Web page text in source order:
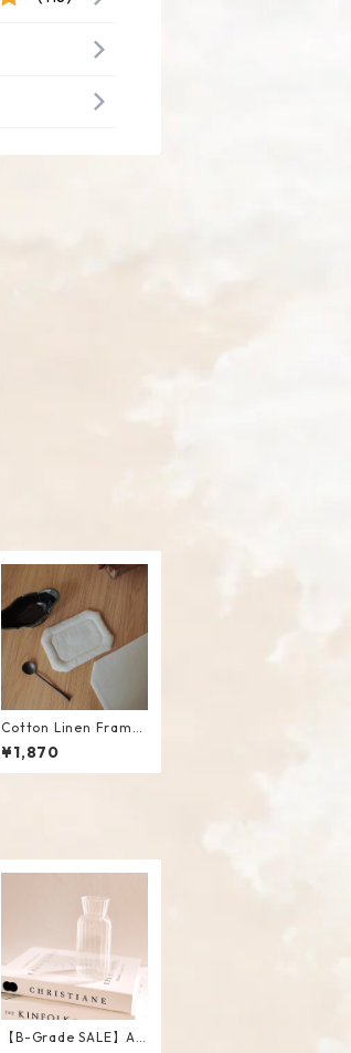
Cotton Linen Frame
Mini Mat #White
¥1,870
【B-Grade SALE】An